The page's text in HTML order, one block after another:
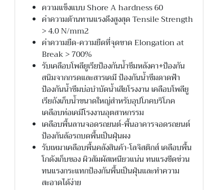
ความแข็งแบบ Shore A hardness 60
ค่าความต้านทานแรงดึงสูงสุด Tensile Strength
> 4.0 N/mm2
ค่าความยืด-ความยืดที่จุดขาด Elongation at
Break > 700%
รับเคลือบโพลียูเรียป้องกันน้ำซึมหลังคา+ป้องกัน
สนิมจากกรดและสารเคมี ป้องกันน้ำซึมดาดฟ้า
ป้องกันน้ำซึมบ่อบำบัดน้ำเสียโรงงาน เคลือบโพลียู
เรียถังเก็บน้ำขนาดใหญ่สำหรับอุปโภคบริโภค
เคลือบท่อเคมีโรงงานอุตสาหกรรม
เคลือบพื้นลานจอดรถยนต์-พื้นอาคารจอดรถยนต์
ป้องกันล้อรถบดพื้นเป็นฝุ่นผง
รับเหมาเคลือบพื้นคลังสินค้า-โลจิสติกส์ เคลือบพื้น
โกดังเก็บของ ผิวสัมผัสเหนียวแน่น ทนแรงขีดข่วน
ทนแรงกระแทกป้องกันพื้นเป็นฝุ่นและทำความ
สะอาดได้ง่าย